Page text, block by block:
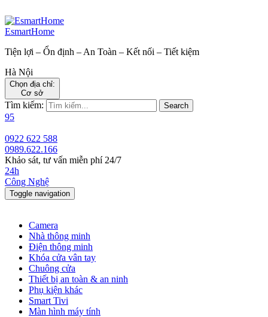
EsmartHome
Tiện lợi – Ổn định – An Toàn – Kết nối – Tiết kiệm
Hà Nội
Chọn địa chỉ:
Cơ sở
Tìm kiếm: Search
95
0922 622 588
0989.622.166
Khảo sát, tư vấn miễn phí 24/7
24h
Công Nghệ
Toggle navigation
Camera
Nhà thông minh
Điện thông minh
Khóa cửa vân tay
Chuông cửa
Thiết bị an toàn & an ninh
Phụ kiện khác
Smart Tivi
Màn hình máy tính